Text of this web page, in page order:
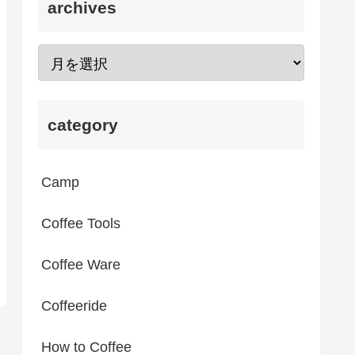
archives
category
Camp
Coffee Tools
Coffee Ware
Coffeeride
How to Coffee